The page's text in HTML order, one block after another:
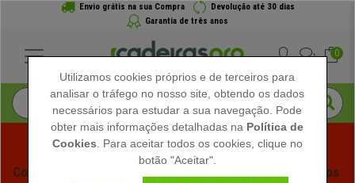
Envio grátis na sua Compra
Devolução até 30 dias
Garantia de três anos
0
Começam os Saldos de Verão em Cadeiraspro! Descontos
Utilizamos cookies próprios e de terceiros para
analisar o tráfego no nosso site, obtendo os dados
necessários para estudar a sua navegação. Pode
obter mais informações detalhadas na Política de
Cookies . Para aceitar todos os cookies, clique no
botão "Aceitar".